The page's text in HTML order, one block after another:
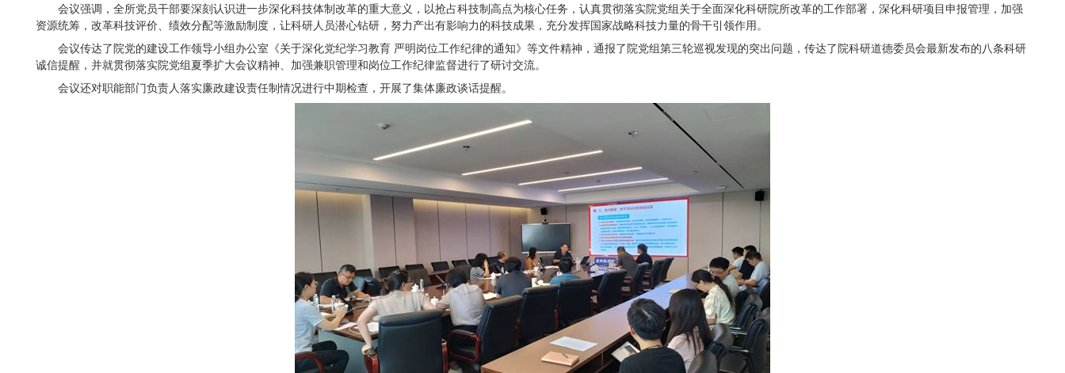
会议强调，全所党员干部要深刻认识进一步深化科技体制改革的重大意义，以抢占科技制高点为核心任务，认真贯彻落实院党组关于全面深化科研院所改革的工作部署，深化科研项目申报管理，加强
资源统筹，改革科技评价、绩效分配等激励制度，让科研人员潜心钻研，努力产出有影响力的科技成果，充分发挥国家战略科技力量的骨干引领作用。
会议传达了院党的建设工作领导小组办公室《关于深化党纪学习教育 严明岗位工作纪律的通知》等文件精神，通报了院党组第三轮巡视发现的突出问题，传达了院科研道德委员会最新发布的八条科研
诚信提醒，并就贯彻落实院党组夏季扩大会议精神、加强兼职管理和岗位工作纪律监督进行了研讨交流。
会议还对职能部门负责人落实廉政建设责任制情况进行中期检查，开展了集体廉政谈话提醒。